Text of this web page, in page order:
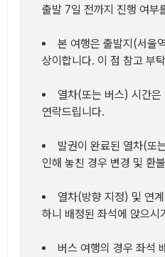
출발 7일 전까지 진행 여부
본 여행은 출발지(서울
상이합니다. 이 점 참고 부
열차(또는 버스) 시간은
연락드립니다.
발권이 완료된 열차(또
인해 놓친 경우 변경 및 환
열차(방향 지정) 및 연
하니 배정된 좌석에 앉으시
버스 여행의 경우 좌석